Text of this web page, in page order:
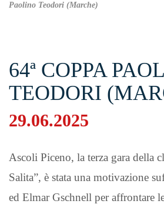
Paolino Teodori (Marche)
64ª COPPA
TEODORI
29.06.2025
Ascoli Piceno, la terza gara della
Salita”, è stata una motivazione
ed Elmar Gschnell per affrontare